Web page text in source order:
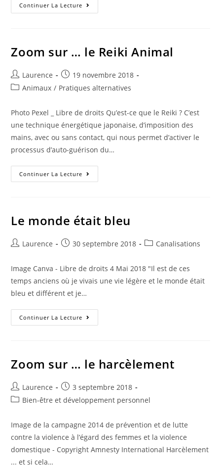
Continuer La Lecture Zoom
Sur
Distance
Zoom sur … le Reiki Animal
Auteur/autrice
de
Laurence
Publication
publiée :
19 novembre 2018
PostAnimaux / Pratiques alternatives
Photo Pexel _ Libre de droits Qu’est-ce que le Reiki ? C’est
une technique énergétique japonaise, d’imposition des
mains, avec ou sans contact, qui nous permet d’activer le
processus d’auto-guérison du…
Continuer La Lecture Zoom
Sur
Le monde était bleu
Auteur/autrice
la
publication :
Laurence
Publication
30 septembre 2018
PostCanalisations
Image Canva - Libre de droits 4 Mai 2018 "Il est de ces
temps anciens où je vivais une vie légère et le monde était
bleu et différent et je…
Continuer La Lecture Le
Monde
Zoom sur … le harcèlement
Auteur/autrice
de
Laurence
Publication
publiée :
3 septembre 2018
PostBien-être et développement personnel
Image de la campagne 2014 de prévention et de lutte
contre la violence à l’égard des femmes et la violence
domestique - Copyright Amnesty International Harcèlement
... et si cela…